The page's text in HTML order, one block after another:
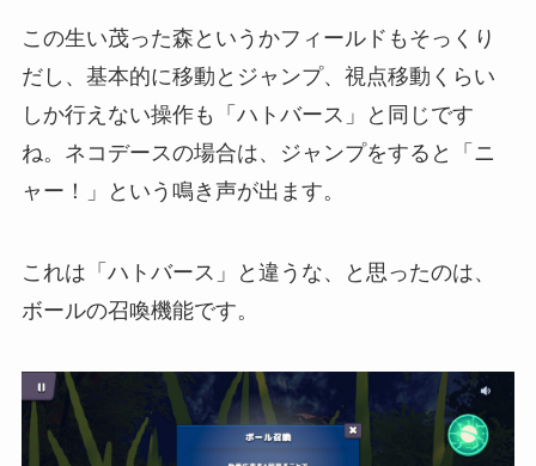
この生い茂った森というかフィールドもそっくり
だし、基本的に移動とジャンプ、視点移動くらい
しか行えない操作も「ハトバース」と同じです
ね。ネコデースの場合は、ジャンプをすると「ニ
ャー！」という鳴き声が出ます。
これは「ハトバース」と違うな、と思ったのは、
ボールの召喚機能です。